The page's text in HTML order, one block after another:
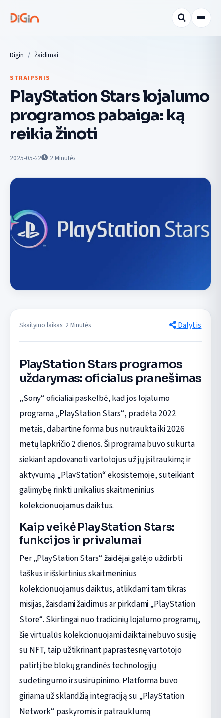
Digin Žaidimai
STRAIPSNIS
PlayStation Stars lojalumo
programos pabaiga: ką
reikia žinoti
2025-05-22 2Minutės
Skaitymo laikas: 2 Minutės Dalytis
PlayStation Stars programos
uždarymas: oficialus pranešimas
„Sony“ oficialiai paskelbė, kad jos lojalumo
programa „PlayStation Stars“, pradėta 2022
metais, dabartine forma bus nutraukta iki 2026
metų lapkričio 2 dienos. Ši programa buvo sukurta
siekiant apdovanoti vartotojus už jų įsitraukimą ir
aktyvumą „PlayStation“ ekosistemoje, suteikiant
galimybę rinkti unikalius skaitmeninius
kolekcionuojamus daiktus.
Kaip veikė PlayStation Stars:
funkcijos ir privalumai
Per „PlayStation Stars“ žaidėjai galėjo uždirbti
taškus ir išskirtinius skaitmeninius
kolekcionuojamus daiktus, atlikdami tam tikras
misijas, žaisdami žaidimus ar pirkdami „PlayStation
Store“. Skirtingai nuo tradicinių lojalumo programų,
šie virtualūs kolekcionuojami daiktai nebuvo susiję
su NFT, taip užtikrinant paprastesnę vartotojo
patirtį be blokų grandinės technologijų
sudėtingumo ir susirūpinimo. Platforma buvo
giriama už sklandžią integraciją su „PlayStation
Network“ paskyromis ir patrauklumą